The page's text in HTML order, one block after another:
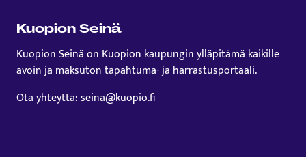
Kuopion Seinä
Kuopion Seinä on Kuopion kaupungin ylläpitämä kaikille
avoin ja maksuton tapahtuma- ja harrastusportaali.
Ota yhteyttä: seina@kuopio.fi